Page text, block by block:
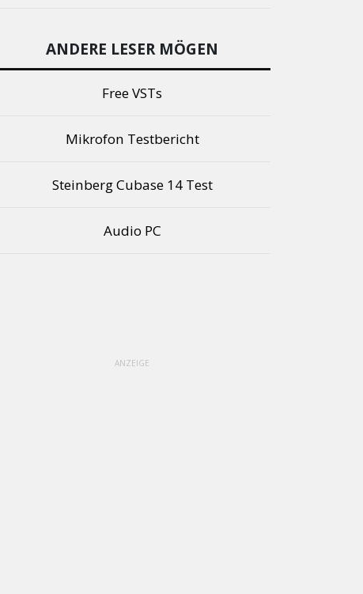
ANDERE LESER MÖGEN
Free VSTs
Mikrofon Testbericht
Steinberg Cubase 14 Test
Audio PC
ANZEIGE